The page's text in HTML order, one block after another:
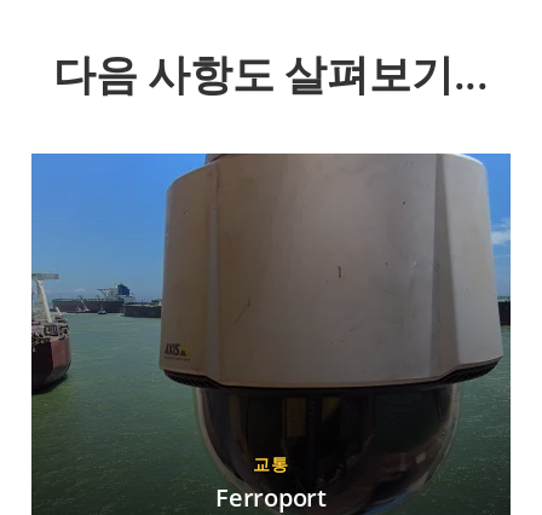
다음 사항도 살펴보기...
교통
Ferroport